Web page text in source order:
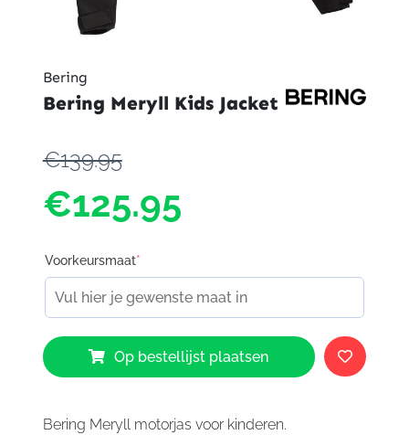
Bering
Bering Meryll Kids Jacket
€139.95
€125.95
Voorkeursmaat*
Bering
Meryll
Kids
aantal
Op bestellijst plaatsen
Bering Meryll motorjas voor kinderen.